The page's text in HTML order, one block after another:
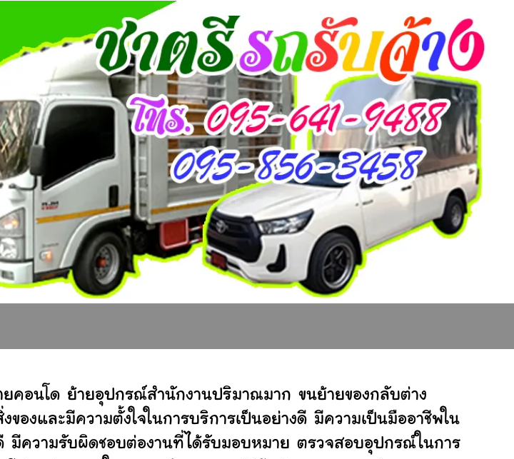
คอนโด ย้ายอุปกรณ์สำนักงานปริมาณมาก ขนย้ายของกลับต่าง
งและมีความตั้งใจในการบริการเป็นอย่างดี มีความเป็นมืออาชีพใน
มีความรับผิดชอบต่องานที่ได้รับมอบหมาย ตรวจสอบอุปกรณ์ในการ